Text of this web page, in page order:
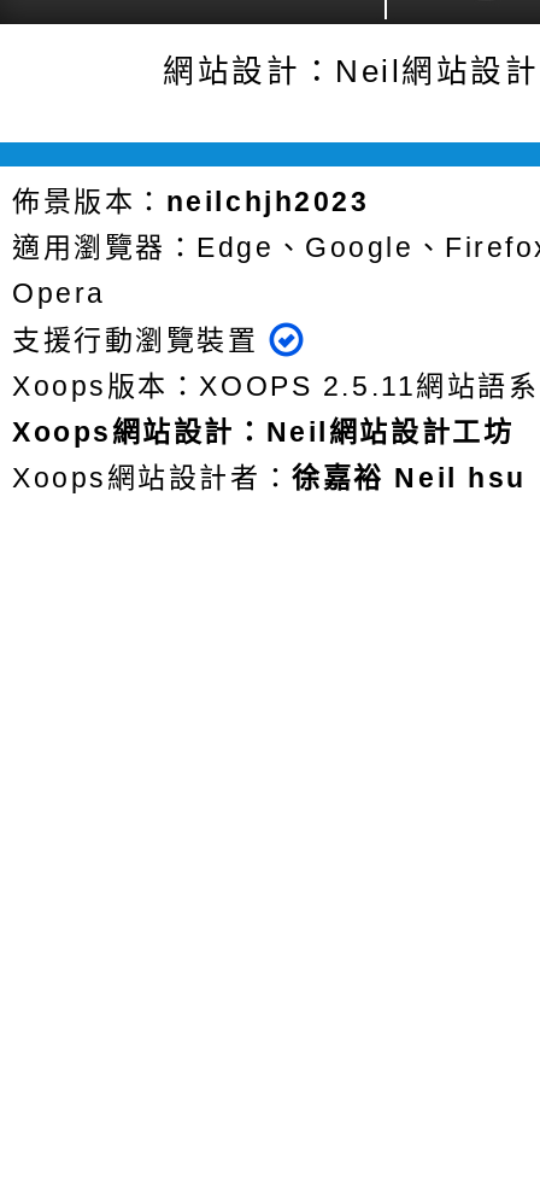
網站設計：Neil網站設
佈景版本： neilchjh2023
適用瀏覽器：Edge、Google、
Opera
支援行動瀏覽裝置
Xoops版本：XOOPS 2.5.11網站語
Xoops網站設計 ： Neil網站設計工坊
Xoops網站設計者：徐嘉裕 Neil hsu